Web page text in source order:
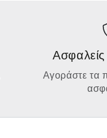
Αγοράστε τα